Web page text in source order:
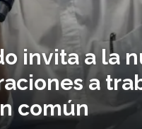
invita a la
a
común